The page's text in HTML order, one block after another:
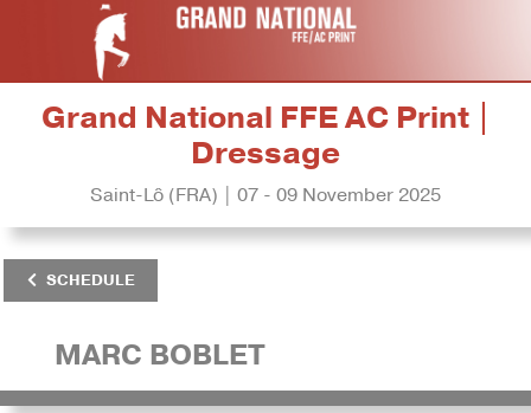
Grand National FFE AC Print |
Dressage
Saint-Lô (FRA) | 07 - 09 November 2025
SCHEDULE
MARC BOBLET